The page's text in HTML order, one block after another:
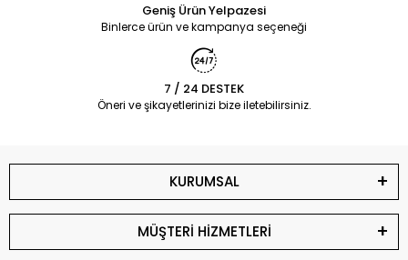
Geniş Ürün Yelpazesi
Binlerce ürün ve kampanya seçeneği
7 / 24 DESTEK
Öneri ve şikayetlerinizi bize iletebilirsiniz.
KURUMSAL
MÜŞTERİ HİZMETLERİ